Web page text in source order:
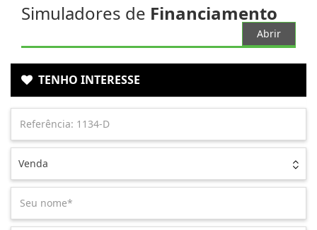
Simuladores de Financiamento
Abrir
TENHO INTERESSE
Venda